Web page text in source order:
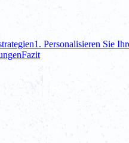
1. Personalisieren Sie
Fazit